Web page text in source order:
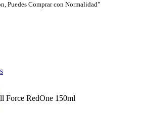
Puedes Comprar con Normalidad"
Force RedOne 150ml